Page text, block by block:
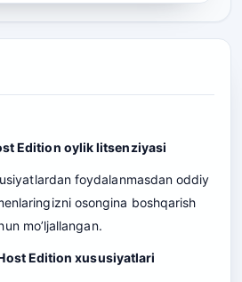
Edition oylik litsenziyasi
foydalanmasdan oddiy
osongina boshqarish
mo’ljallangan.
Edition xususiyatlari